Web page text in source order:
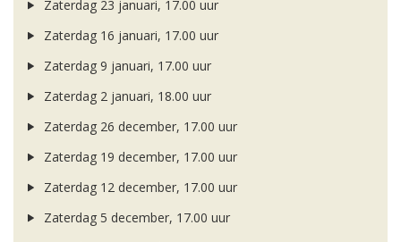
Zaterdag 23 januari, 17.00 uur
Zaterdag 16 januari, 17.00 uur
Zaterdag 9 januari, 17.00 uur
Zaterdag 2 januari, 18.00 uur
Zaterdag 26 december, 17.00 uur
Zaterdag 19 december, 17.00 uur
Zaterdag 12 december, 17.00 uur
Zaterdag 5 december, 17.00 uur